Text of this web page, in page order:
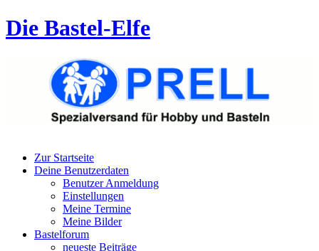
Die Bastel-Elfe
Zur Startseite
Deine Benutzerdaten
Benutzer Anmeldung
Einstellungen
Meine Termine
Meine Bilder
Bastelforum
neueste Beiträge